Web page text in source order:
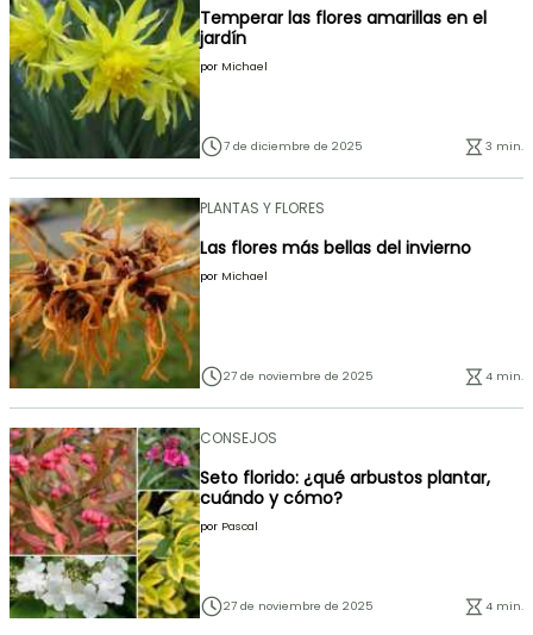
Temperar las flores amarillas en el
jardín
por Michael
7 de diciembre de 2025 3 min.
PLANTAS Y FLORES
Las flores más bellas del invierno
por Michael
27 de noviembre de 2025 4 min.
CONSEJOS
Seto florido: ¿qué arbustos plantar,
cuándo y cómo?
por Pascal
27 de noviembre de 2025 4 min.